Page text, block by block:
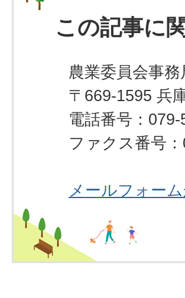
この記事に
農業委員会事務
〒669-1595 兵
電話番号：
ファクス番号
メールフォー